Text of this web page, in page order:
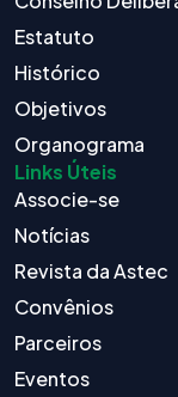
Estatuto
Histórico
Objetivos
Organograma
Links Úteis
Associe-se
Notícias
Revista da Astec
Convênios
Parceiros
Eventos